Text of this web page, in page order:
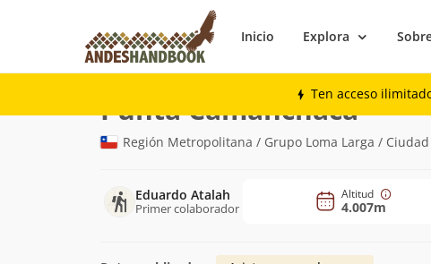
Inicio Explora
Ten acceso
Montaña
Punta Camanchaca(4.007m)
Región Metropolitana / Grupo Loma Larga /
Eduardo Atalah
Primer colaborador
Altitud
4.007m